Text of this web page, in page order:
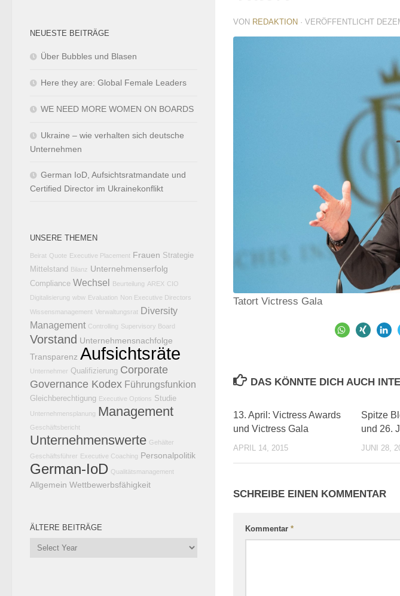
VON REDAKTION · VERÖFFENTLICHT
Tatort Victress Gala
DAS KÖNNTE DICH AUCH
13. April: Victress Awards
und Victress Gala
APRIL 14, 2015
Spitze
und 26.
JUNI 28,
SCHREIBE EINEN KOMMENTAR
Kommentar *
NEUESTE BEITRÄGE
Über Bubbles und Blasen
Here they are: Global Female Leaders
WE NEED MORE WOMEN ON BOARDS
Ukraine – wie verhalten sich deutsche
Unternehmen
German IoD, Aufsichtsratmandate und
Certified Director im Ukrainekonflikt
UNSERE THEMEN
Beirat Quote Executive Placement Frauen Strategie
Mittelstand Bilanz Unternehmenserfolg
Compliance Wechsel Beurteilung AREX CIO
Digitalisierung wbw Evaluation Non Executive Directors
Wissensmanagement Verwaltungsrat Diversity
Management Controlling Supervisory Board
Vorstand Unternehmensnachfolge
Transparenz Aufsichtsräte
Unternehmer Qualifizierung Corporate
Governance Kodex Führungsfunkion
Gleichberechtigung Executive Options Studie
Unternehmensplanung Management
Geschäftsbericht
Unternehmenswerte Gehälter
Geschäftsführer Executive Coaching Personalpolitik
German-IoD Qualitätsmanagement
Allgemein Wettbewerbsfähigkeit
ÄLTERE BEITRÄGE